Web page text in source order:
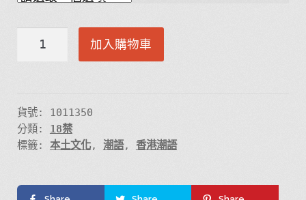
SLDPK
計
數
量
加入購物車
貨號: 1011350
分類: 18禁
標籤: 本土文化, 潮語, 香港潮語